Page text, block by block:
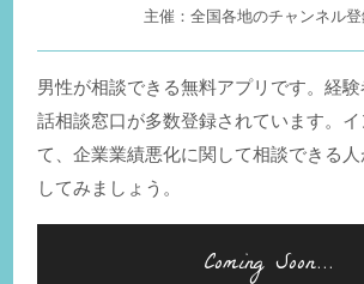
全国各地のチャンネル
男性が相談できる無料アプリです。経
話相談窓口が多数登録されています。
て、企業業績悪化に関して相談できる
してみましょう。